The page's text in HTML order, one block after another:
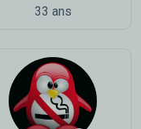
33 ans